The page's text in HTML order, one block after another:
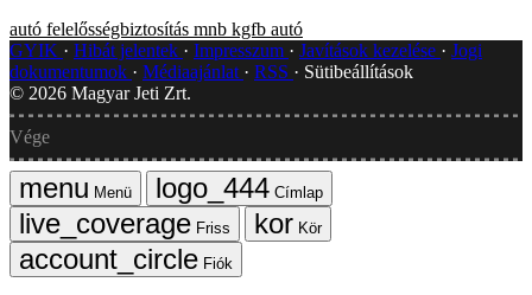
autó felelősségbiztosítás mnb kgfb autó
GYIK
Hibát jelentek Impresszum Javítások kezelése
Jogi
dokumentumok
Médiaajánlat RSS
Sütibeállítások
© 2026 Magyar Jeti Zrt.
Vége
Menü
Címlap
Friss
Kör
Fiók